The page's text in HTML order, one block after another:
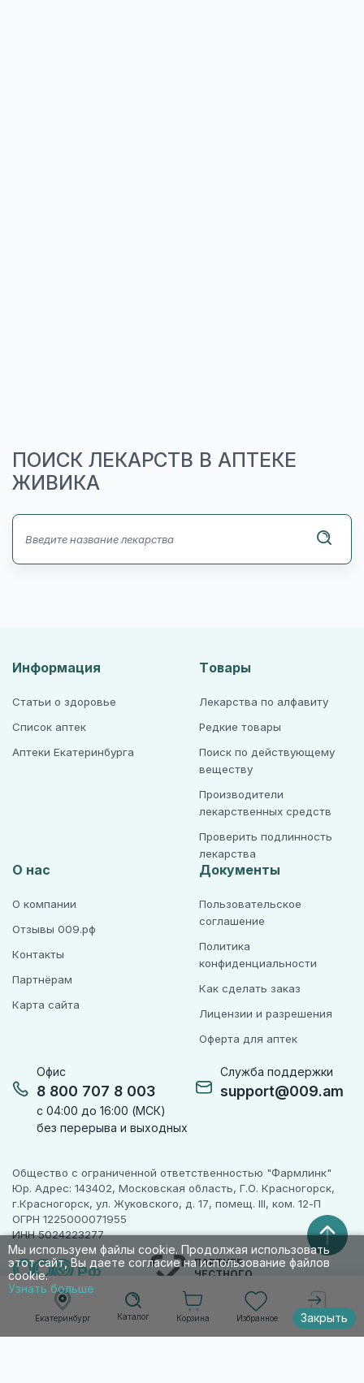
Екатеринбург Каталог Корзина Избранное Войти
ПОИСК ЛЕКАРСТВ В АПТЕКЕ
ЖИВИКА
Мы используем файлы cookie. Продолжая использовать
этот сайт, Вы даете согласие на использование файлов
cookie.
Узнать больше
Закрыть
Офис
8 800 707 8 003
с 04:00 до 16:00 (МСК)
без перерыва и выходных
Служба поддержки
support@009.am
Информация
Статьи о здоровье
Список аптек
Аптеки Екатеринбурга
Товары
Лекарства по алфавиту
Редкие товары
Поиск по действующему
веществу
Производители
лекарственных средств
Проверить подлинность
лекарства
О нас
О компании
Отзывы 009.рф
Контакты
Партнёрам
Карта сайта
Документы
Пользовательское
соглашение
Политика
конфиденциальности
Как сделать заказ
Лицензии и разрешения
Оферта для аптек
Общество с ограниченной ответственностью "Фармлинк"
Юр. Адрес: 143402, Московская область, Г.О. Красногорск,
г.Красногорск, ул. Жуковского, д. 17, помещ. III, ком. 12-П
ОГРН 1225000071955
ИНН 5024223277
ПАРТНЕР
ЧЕСТНОГО